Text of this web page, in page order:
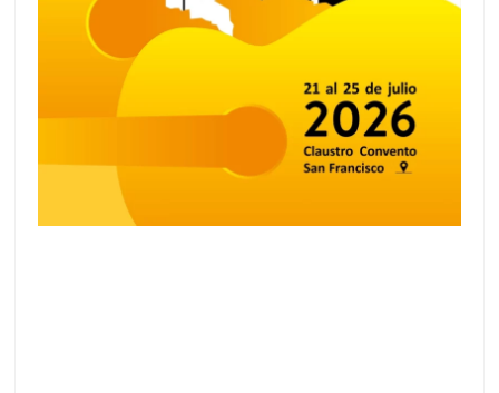
Del 21 al 25 de julio de 2026, Mula acoge el VI
Festival Internacional de Guitarra Ciudad de
Mula, una cita cultural que reunirá durante